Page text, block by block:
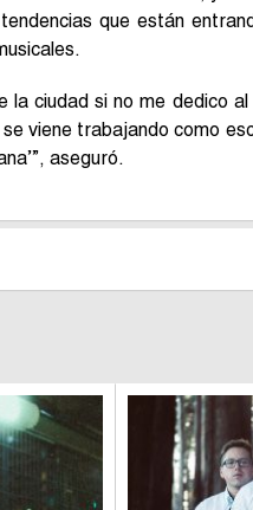
que están
la ciudad si no me dedico
viene trabajando como
aseguró.